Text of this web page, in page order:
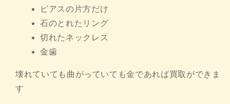
ピアスの片方だけ
石のとれたリング
切れたネックレス
金歯
壊れていても曲がっていても金であれば買取ができま
す